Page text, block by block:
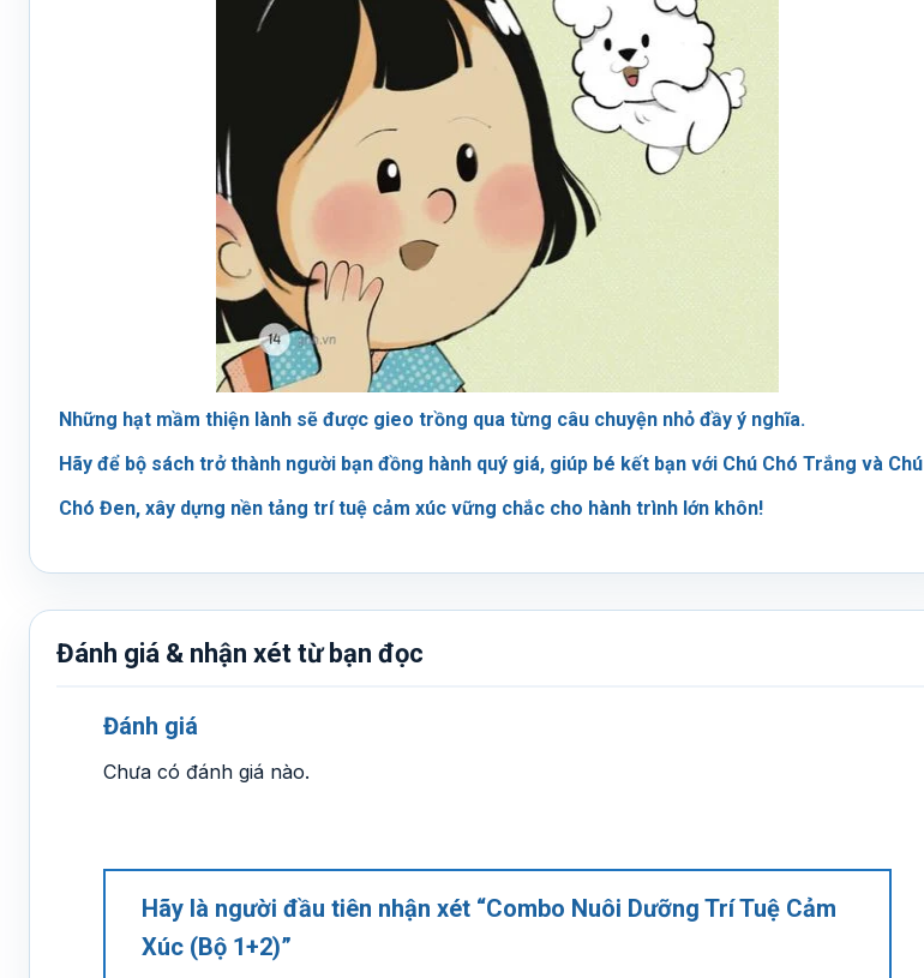
Những hạt mầm thiện lành sẽ được gieo trồng qua từng câu chuyện nhỏ đầy ý nghĩa.
Hãy để bộ sách trở thành người bạn đồng hành quý giá, giúp bé kết bạn với Chú Chó Trắng và Chú
Chó Đen, xây dựng nền tảng trí tuệ cảm xúc vững chắc cho hành trình lớn khôn!
Đánh giá & nhận xét từ bạn đọc
Đánh giá
Chưa có đánh giá nào.
Hãy là người đầu tiên nhận xét “Combo Nuôi Dưỡng Trí Tuệ Cảm
Xúc (Bộ 1+2)”